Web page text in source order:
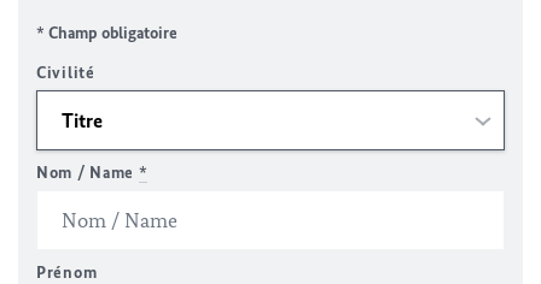
* Champ obligatoire
Civilité
Nom / Name *
Prénom